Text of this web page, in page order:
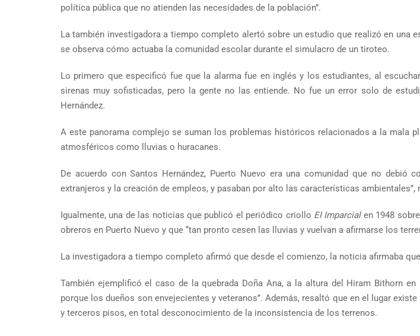
política pública que no atienden las necesidades de la población’’.
La también investigadora a tiempo completo alertó sobre un estudio que realizó en una
se observa cómo actuaba la comunidad escolar durante el simulacro de un tiroteo.
Lo primero que especificó fue que la alarma fue en inglés y los estudiantes, al
sirenas muy sofisticadas, pero la gente no las entiende. No fue un error solo de
Hernández.
A este panorama complejo se suman los problemas históricos relacionados a la mala
atmosféricos como lluvias o huracanes.
De acuerdo con Santos Hernández, Puerto Nuevo era una comunidad que no debió
extranjeros y la creación de empleos, y pasaban por alto las características ambientales’’,
Igualmente, una de las noticias que publicó el periódico criollo El Imparcialen 1948
obreros en Puerto Nuevo y que ‘‘tan pronto cesen las lluvias y vuelvan a afirmarse los
La investigadora a tiempo completo afirmó que desde el comienzo, la noticia afirmaba
También ejemplificó el caso de la quebrada Doña Ana, a la altura del Hiram Bithorn
porque los dueños son envejecientes y veteranos’’. Además, resaltó que en el lugar
y terceros pisos, en total desconocimiento de la inconsistencia de los terrenos.